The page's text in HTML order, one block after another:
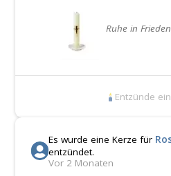
Ruhe in
Entzünde
Es wurde eine Kerze für
entzündet.
Vor 2 Monaten